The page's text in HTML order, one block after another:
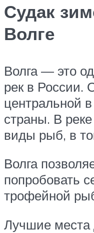
Судак
Волге
Волга — это
рек в России.
центральной
страны. В
виды рыб, в
Волга
попробовать
трофейной
Лучшие места